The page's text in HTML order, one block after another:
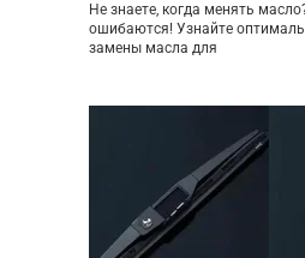
Не знаете, когда менять
ошибаются! Узнайте
замены масла для